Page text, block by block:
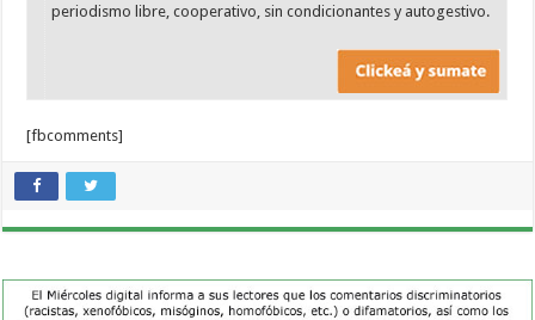
periodismo libre, cooperativo, sin condicionantes y autogestivo.
[fbcomments]